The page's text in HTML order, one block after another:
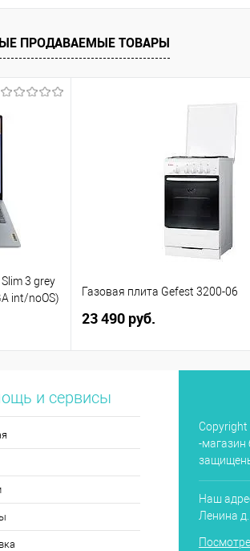
ПРОДАВАЕМЫЕ ТОВАРЫ
3 grey
int/noOS)
Газовая плита Gefest 3200-06
23 490 руб.
и сервисы
-магазин
Наш
Ленина